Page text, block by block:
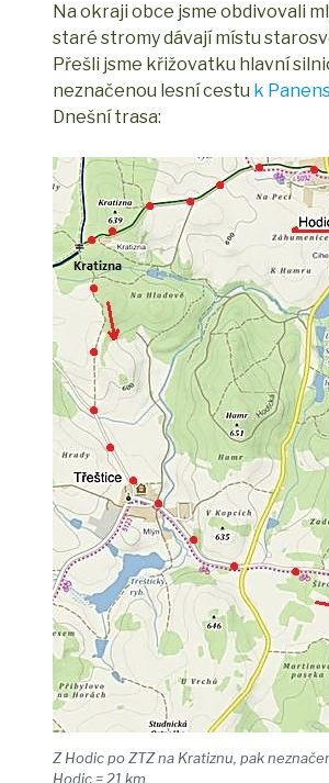
Na okraji obce jsme obdivovali
staré stromy dávají místu
Přešli jsme křižovatku hlavní
neznačenou lesní cestu k
Dnešní trasa:
Z Hodic po ZTZ na Kratiznu, pak
Hodic = 21 km